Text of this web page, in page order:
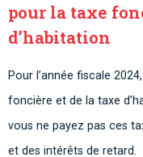
pour la taxe
d’habitation
Pour l’année fiscale
foncière et de la taxe
vous ne payez pas ces
et des intérêts de retard.